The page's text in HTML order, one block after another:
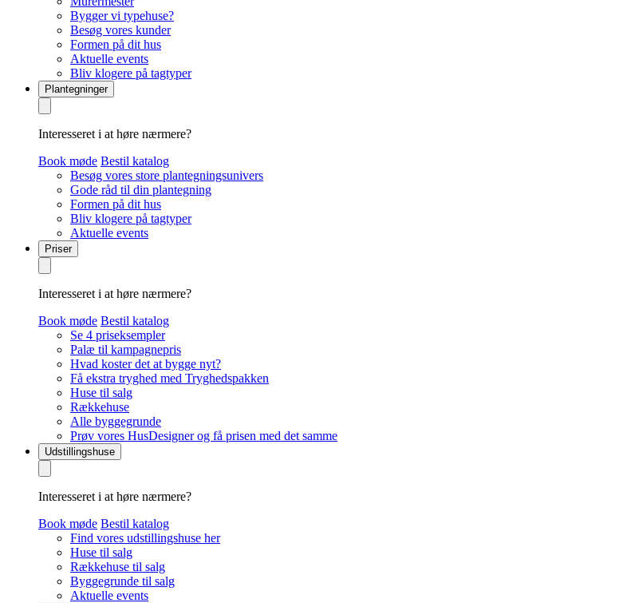
Bygger vi typehuse?
Besøg vores kunder
Formen på dit hus
Aktuelle events
Bliv klogere på tagtyper
Plantegninger
Interesseret i at høre nærmere?
Book møde Bestil katalog
Besøg vores store plantegningsunivers
Gode råd til din plantegning
Formen på dit hus
Bliv klogere på tagtyper
Aktuelle events
Priser
Interesseret i at høre nærmere?
Book møde Bestil katalog
Se 4 priseksempler
Palæ til kampagnepris
Hvad koster det at bygge nyt?
Få ekstra tryghed med Tryghedspakken
Huse til salg
Rækkehuse
Alle byggegrunde
Prøv vores HusDesigner og få prisen med det samme
Udstillingshuse
Interesseret i at høre nærmere?
Book møde Bestil katalog
Find vores udstillingshuse her
Huse til salg
Rækkehuse til salg
Byggegrunde til salg
Aktuelle events